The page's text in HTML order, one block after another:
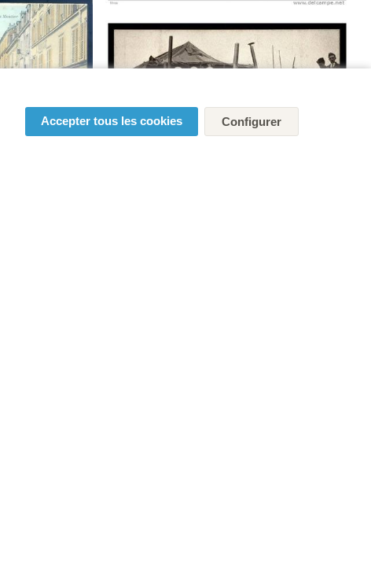
Accepter tous les cookies Configurer